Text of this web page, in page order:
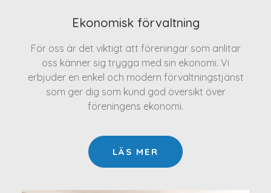
Ekonomisk förvaltning
För oss är det viktigt att föreningar som anlitar
oss känner sig trygga med sin ekonomi. Vi
erbjuder en enkel och modern förvaltningstjänst
som ger dig som kund god översikt över
föreningens ekonomi.
LÄS MER